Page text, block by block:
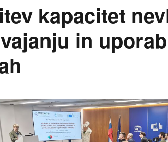
kapacitet
in